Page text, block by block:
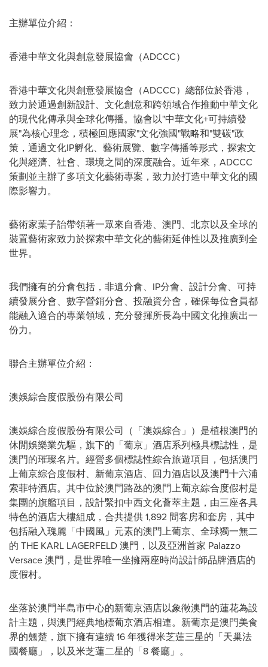
主辦單位介紹 ：
香港中華文化與創意發展協會（ADCCC）
香港中華文化與創意發展協會（ADCCC）總部位於香港，
致力於通過創新設計、文化創意和跨領域合作推動中華文化
的現代化傳承與全球化傳播。協會以"中華文化+可持續發
展"為核心理念，積極回應國家"文化強國"戰略和"雙碳"政
策，通過文化IP孵化、藝術展覽、數字傳播等形式，探索文
化與經濟、社會、環境之間的深度融合。近年來，ADCCC
策劃並主辦了多項文化藝術專案，致力於打造中華文化的國
際影響力。
藝術家葉子詒帶領著一眾來自香港、澳門、北京以及全球的
裝置藝術家致力於探索中華文化的藝術延伸性以及推廣到全
世界。
我們擁有的分會包括，非遺分會、IP分會、設計分會、可持
續發展分會、數字營銷分會、投融資分會，確保每位會員都
能融入適合的專業領域，充分發揮所長為中國文化推廣出一
份力。
聯合主辦單位介紹：
澳娛綜合度假股份有限公司
澳娛綜合度假股份有限公司（「澳娛綜合」）是植根澳門的
休閒娛樂業先驅，旗下的「葡京」酒店系列極具標誌性，是
澳門的璀璨名片。經營多個標誌性綜合旅遊項目，包括澳門
上葡京綜合度假村、新葡京酒店、回力酒店以及澳門十六浦
索菲特酒店。其中位於澳門路氹的澳門上葡京綜合度假村是
集團的旗艦項目，設計緊扣中西文化薈萃主題，由三座各具
特色的酒店大樓組成，合共提供 1,892 間客房和套房，其中
包括融入瑰麗「中國風」元素的澳門上葡京、全球獨一無二
的 THE KARL LAGERFELD 澳門，以及亞洲首家 Palazzo
Versace 澳門，是世界唯一坐擁兩座時尚設計師品牌酒店的
度假村。
坐落於澳門半島市中心的新葡京酒店以象徵澳門的蓮花為設
計主題，與澳門經典地標葡京酒店相連。新葡京是澳門美食
界的翹楚，旗下擁有連續 16 年獲得米芝蓮三星的「天巢法
國餐廳」，以及米芝蓮二星的「8 餐廳」。